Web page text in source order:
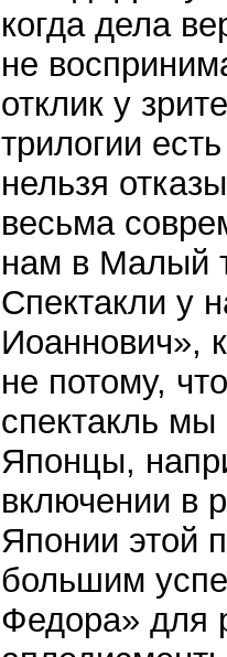
когда дела
не
отклик у
трилогии
нельзя
весьма
нам в Малый
Спектакли у
Иоаннович»,
не потому,
спектакль мы
Японцы,
включении в
Японии этой
большим
Федора» для